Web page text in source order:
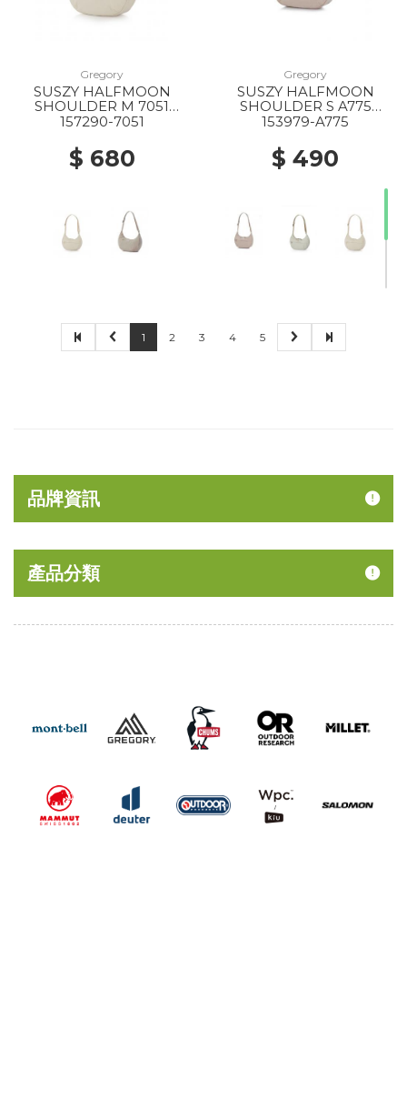
20% Off 10% Off 20% Off
Gregory
SUSZY HALFMOON
SHOULDER M 7051
IVORY WHITE
157290-7051
$ 680
Gregory
SUSZY HALFMOON
SHOULDER S A775
CREME BRULEE
153979-A775
$ 490
1 2 3 4 5
品牌資訊
產品分類